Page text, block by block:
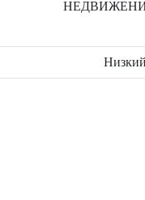
НЕДВИЖЕНИЕ
Низкий